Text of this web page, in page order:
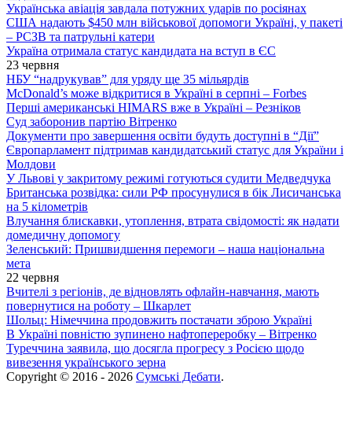
Українська авіація завдала потужних ударів по росіянах
США надають $450 млн військової допомоги Україні, у пакеті
– РСЗВ та патрульні катери
Україна отримала статус кандидата на вступ в ЄС
23 червня
НБУ “надрукував” для уряду ще 35 мільярдів
McDonald’s може відкритися в Україні в серпні – Forbes
Перші американські HIMARS вже в Україні – Резніков
Суд заборонив партію Вітренко
Документи про завершення освіти будуть доступні в “Дії”
Європарламент підтримав кандидатський статус для України і
Молдови
У Львові у закритому режимі готуються судити Медведчука
Британська розвідка: сили РФ просунулися в бік Лисичанська
на 5 кілометрів
Влучання блискавки, утоплення, втрата свідомості: як надати
домедичну допомогу
Зеленський: Пришвидшення перемоги – наша національна
мета
22 червня
Вчителі з регіонів, де відновлять офлайн-навчання, мають
повернутися на роботу – Шкарлет
Шольц: Німеччина продовжить постачати зброю Україні
В Україні повністю зупинено нафтопереробку – Вітренко
Туреччина заявила, що досягла прогресу з Росією щодо
вивезення українського зерна
Copyright © 2016 - 2026 Сумські Дебати.